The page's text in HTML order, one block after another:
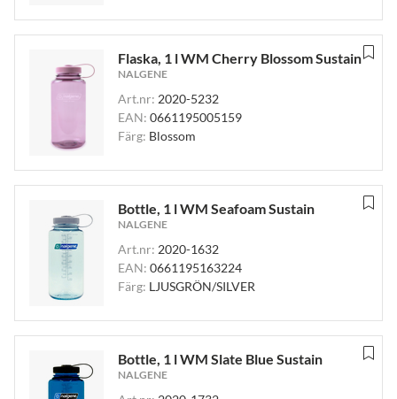
Flaska, 1 l WM Cherry Blossom Sustain
NALGENE
Art.nr: 2020-5232
EAN: 0661195005159
Färg: Blossom
Bottle, 1 l WM Seafoam Sustain
NALGENE
Art.nr: 2020-1632
EAN: 0661195163224
Färg: LJUSGRÖN/SILVER
Bottle, 1 l WM Slate Blue Sustain
NALGENE